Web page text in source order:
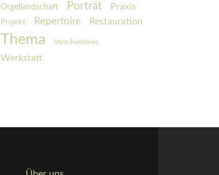
Orgellandschaft Porträt Praxis
Projekt Repertoire Restauration
Thema Verschiedenes
Werkstatt